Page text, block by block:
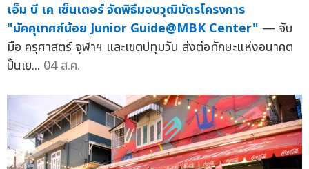
เอ็ม บี เค เซ็นเตอร์ จัดพิธีมอบวุฒิบัตรโครงการ
"มัคคุเทศก์น้อย Junior Guide@MBK Center" — จับ
มือ ครุศาสตร์ จุฬาฯ และเขตปทุมวัน ส่งต่อทักษะแห่งอนาคต
ปั้นเย... 04 ส.ค.